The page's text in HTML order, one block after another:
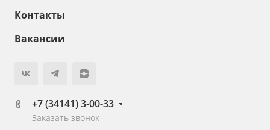
Контакты
Вакансии
+7 (34141) 3-00-33
Заказать звонок